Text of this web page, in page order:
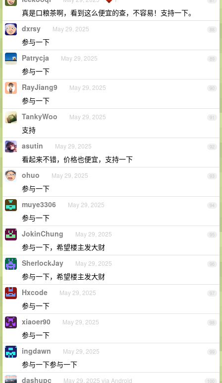
真是口粮茶啊，看到这么便宜的查，不容易！支持一下。
88
dxrsy May 29, 2025
参与一下
89
Patrycja May 29, 2025
参与一下
90
RayJiang9 May 29, 2025
参与一下
91
TankyWoo May 29, 2025
支持
92
asutin May 29, 2025
看起来不错，价格也便宜，支持一下
93
ohuo May 29, 2025
参与一下
94
muye3306 May 29, 2025
参与一下
95
JokinChung May 29, 2025
参与一下，希望楼主发大财
96
SherlockJay May 29, 2025
参与一下，希望楼主发大财
97
Hxcode May 29, 2025
参与一下
98
xiaoer90 May 29, 2025
参与一下
99
ingdawn May 29, 2025
参与一下参与一下
100
dashupc May 29, 2025 via Android